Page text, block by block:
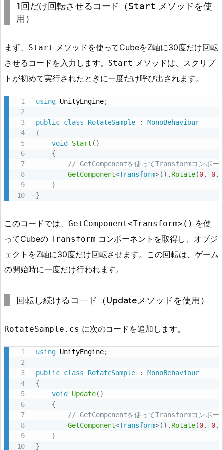
の
作
1.
2.
ス
ッ
プ
ス
ク
ト
作
ス
ッ
3:
力
ス
1回だけ回転させるコード（Start メソッドを使
用）
まず、 Start メソッドを使ってCubeをZ軸に30度だけ回転
させるコードを入力します。 Start メソッドは、スクリプ
トが初めて実行されたときに一度だけ呼び出されます。
using UnityEngine;
public class RotateSample :
MonoBehaviour
{
void Start ( )
{
// GetComponentを使ってTransformコンポー
GetComponent<Transform>( ) . Rotate(0, 0,
}
}
このコードでは、 GetComponent<Transform>() を使
ってCubeの Transform コンポーネントを取得し、オブジ
ェクトをZ軸に30度だけ回転させます。この回転は、ゲーム
の開始時に一度だけ行われます。
回転し続けるコード（Updateメソッドを使用）
RotateSample.cs に次のコードを追加します。
using UnityEngine;
public class RotateSample :
MonoBehaviour
{
void
Update( )
{
// GetComponentを使ってTransformコンポー
GetComponent<Transform>( ) . Rotate(0, 0,
}
}